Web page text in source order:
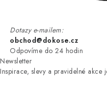
Dotazy e-mailem:
obchod@dokose.cz
Odpovíme do 24 hodin
Newsletter
Inspirace, slevy a pravidelné akce